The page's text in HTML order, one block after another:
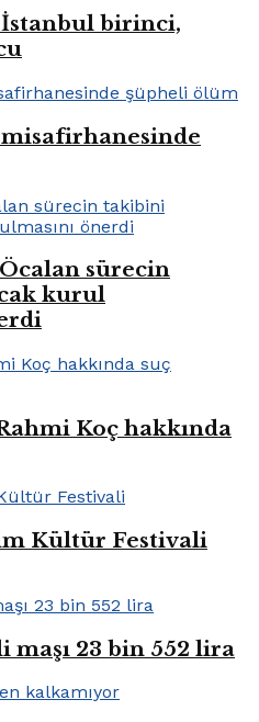
İstanbul birinci,
misafirhanesinde
sürecin
kurul
Koç hakkında
Kültür Festivali
maşı 23 bin 552 lira